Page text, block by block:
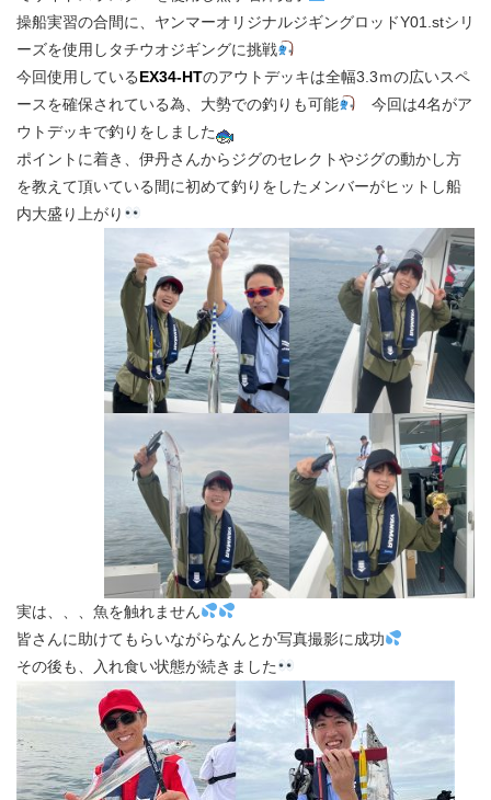
操船実習の合間に、ヤンマーオリジナルジギングロッドY01.stシリ
ーズを使用しタチウオジギングに挑戦
今回使用しているEX34-HTのアウトデッキは全幅3.3ｍの広いスペ
ースを確保されている為、大勢での釣りも可能
今回は4名がア
ウトデッキで釣りをしました
ポイントに着き、伊丹さんからジグのセレクトやジグの動かし方
を教えて頂いている間に初めて釣りをしたメンバーがヒットし船
内大盛り上がり
実は、、、魚を触れません
皆さんに助けてもらいながらなんとか写真撮影に成功
その後も、入れ食い状態が続きました